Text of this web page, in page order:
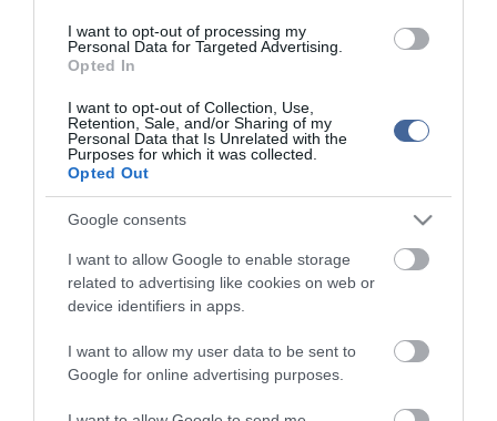
I want to opt-out of processing my
Personal Data for Targeted Advertising.
Opted In
I want to opt-out of Collection, Use,
Retention, Sale, and/or Sharing of my
Personal Data that Is Unrelated with the
Purposes for which it was collected.
Opted Out
Google consents
I want to allow Google to enable storage
related to advertising like cookies on web or
device identifiers in apps.
I want to allow my user data to be sent to
Google for online advertising purposes.
ma.hu legfrissebb hírei:
Nagy erőkkel keresik a szomjazó gólyát megmentő
Árpádot
Magyar Péter: átfogó energiafejlesztési tervet fogadott el a
kormány
Kenyában bezzeg minden zöldebb
Második világháborús német katonai motorkerékpár
bukkant elő a Dunából
A Tisza-frakció kezdeményezte, hogy jövő kedden legyen
Szomjazó gólyának adott inni egy férfi Tiszakécskénél -